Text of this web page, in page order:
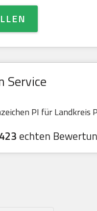
Service
PI für
echten